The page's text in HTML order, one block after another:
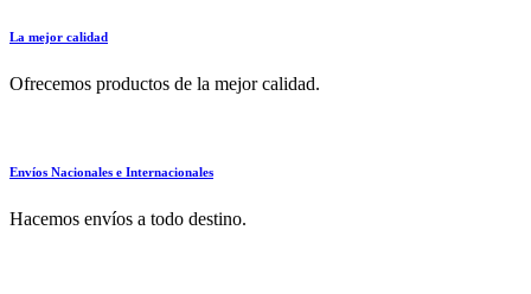
La mejor calidad
Ofrecemos productos de la mejor calidad.
Envíos Nacionales e Internacionales
Hacemos envíos a todo destino.